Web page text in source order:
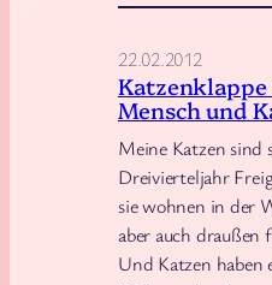
f
.
22.02.2012
Mensch und
Meine Katzen sind
Dreivierteljahr
sie wohnen in der
aber auch draußen
Und Katzen haben